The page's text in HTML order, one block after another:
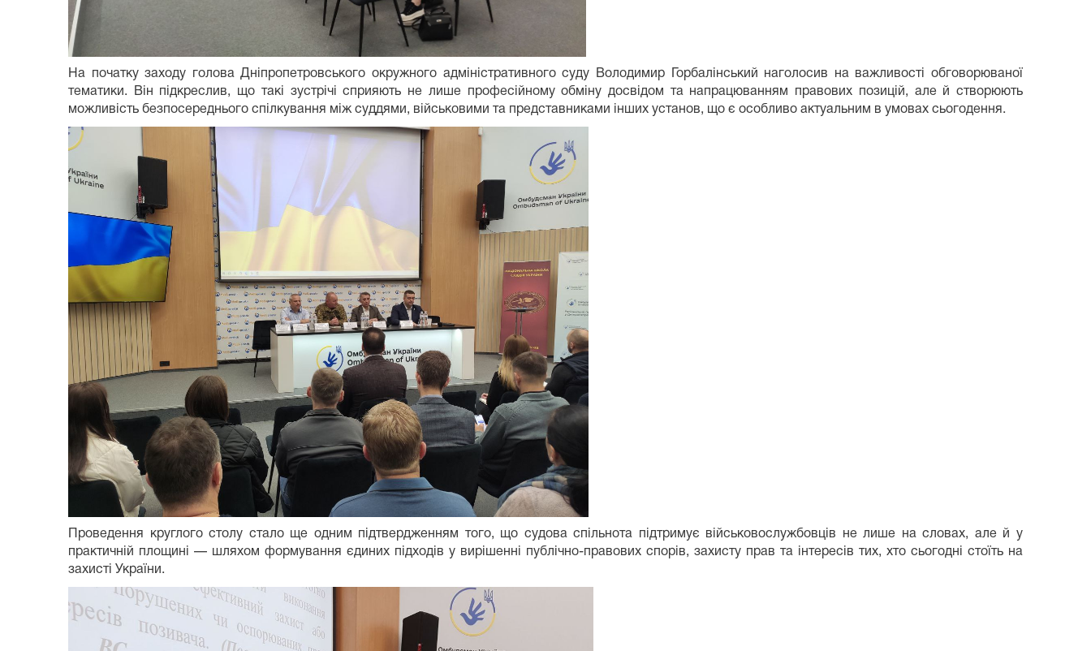
На початку заходу голова Дніпропетровського окружного адміністративного суду Володимир Горбалінський наголосив на важливості обговорюваної
тематики. Він підкреслив, що такі зустрічі сприяють не лише професійному обміну досвідом та напрацюванням правових позицій, але й створюють
можливість безпосереднього спілкування між суддями, військовими та представниками інших установ, що є особливо актуальним в умовах сьогодення.
Проведення круглого столу стало ще одним підтвердженням того, що судова спільнота підтримує військовослужбовців не лише на словах, але й у
практичній площині — шляхом формування єдиних підходів у вирішенні публічно-правових спорів, захисту прав та інтересів тих, хто сьогодні стоїть на
захисті України.